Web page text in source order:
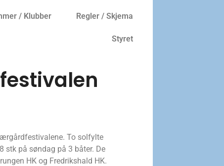
/ Klubber Regler / Skjema
Styret
To solfylte
stk på søndag på 3 båter. De
HK og Fredrikshald HK.